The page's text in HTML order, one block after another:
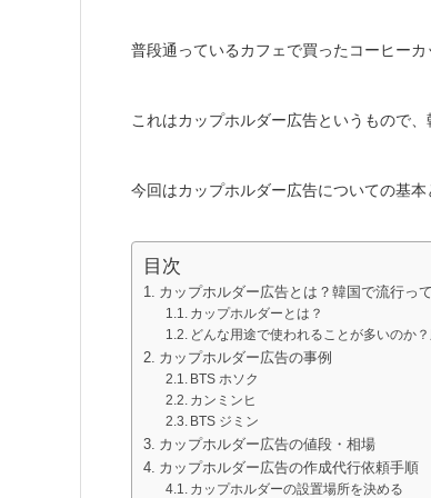
普段通っているカフェで買ったコーヒー
これはカップホルダー広告というもので
今回はカップホルダー広告についての基
目次
カップホルダー広告とは？韓国で流行っ
カップホルダーとは？
どんな用途で使われることが多いのか
カップホルダー広告の事例
BTS ホソク
カンミンヒ
BTS ジミン
カップホルダー広告の値段・相場
カップホルダー広告の作成代行依頼手順
カップホルダーの設置場所を決める